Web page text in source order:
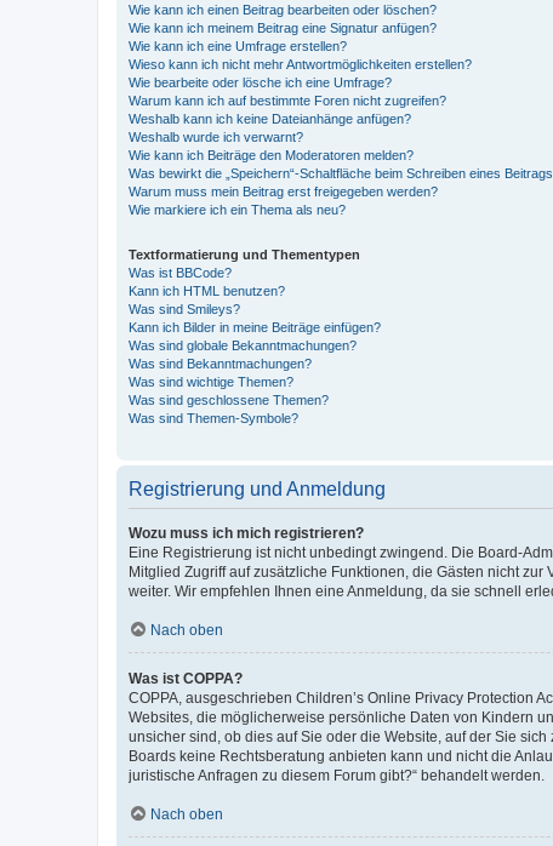
Wie kann ich einen Beitrag bearbeiten oder löschen?
Wie kann ich meinem Beitrag eine Signatur anfügen?
Wie kann ich eine Umfrage erstellen?
Wieso kann ich nicht mehr Antwortmöglichkeiten erstellen?
Wie bearbeite oder lösche ich eine Umfrage?
Warum kann ich auf bestimmte Foren nicht zugreifen?
Weshalb kann ich keine Dateianhänge anfügen?
Weshalb wurde ich verwarnt?
Wie kann ich Beiträge den Moderatoren melden?
Was bewirkt die „Speichern“-Schaltfläche beim Schreiben eines
Warum muss mein Beitrag erst freigegeben werden?
Wie markiere ich ein Thema als neu?
Textformatierung und Thementypen
Was ist BBCode?
Kann ich HTML benutzen?
Was sind Smileys?
Kann ich Bilder in meine Beiträge einfügen?
Was sind globale Bekanntmachungen?
Was sind Bekanntmachungen?
Was sind wichtige Themen?
Was sind geschlossene Themen?
Was sind Themen-Symbole?
Registrierung und Anmeldung
Wozu muss ich mich registrieren?
Eine Registrierung ist nicht unbedingt zwingend. Die Board-
Mitglied Zugriff auf zusätzliche Funktionen, die Gästen nicht
weiter. Wir empfehlen Ihnen eine Anmeldung, da sie schnell
Nach oben
Was ist COPPA?
COPPA, ausgeschrieben Children’s Online Privacy Protection
Websites, die möglicherweise persönliche Daten von Kindern
unsicher sind, ob dies auf Sie oder die Website, auf der Sie
Boards keine Rechtsberatung anbieten kann und nicht die
juristische Anfragen zu diesem Forum gibt?“ behandelt werden.
Nach oben